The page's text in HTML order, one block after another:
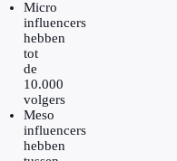
Micro
influencers
hebben
tot
de
10.000
volgers
Meso
influencers
hebben